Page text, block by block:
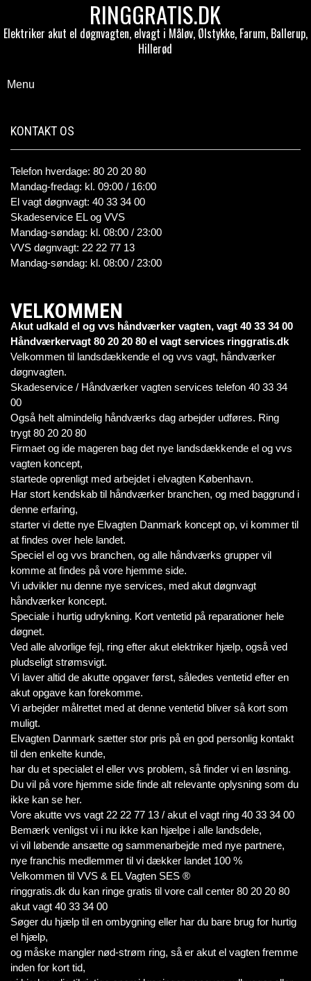
RINGGRATIS.DK
Elektriker akut el døgnvagten, elvagt i Måløv, Ølstykke, Farum, Ballerup,
Hillerød
Menu
KONTAKT OS
Telefon hverdage: 80 20 20 80
Mandag-fredag: kl. 09:00 / 16:00
El vagt døgnvagt: 40 33 34 00
Skadeservice EL og VVS
Mandag-søndag: kl. 08:00 / 23:00
VVS døgnvagt: 22 22 77 13
Mandag-søndag: kl. 08:00 / 23:00
VELKOMMEN
Akut udkald el og vvs håndværker vagten, vagt 40 33 34 00
Håndværkervagt 80 20 20 80 el vagt services ringgratis.dk
Velkommen til landsdækkende el og vvs vagt, håndværker
døgnvagten.
Skadeservice / Håndværker vagten services telefon 40 33 34
00
Også helt almindelig håndværks dag arbejder udføres. Ring
trygt 80 20 20 80
Firmaet og ide mageren bag det nye landsdækkende el og vvs
vagten koncept,
startede oprenligt med arbejdet i elvagten København.
Har stort kendskab til håndværker branchen, og med baggrund i
denne erfaring,
starter vi dette nye Elvagten Danmark koncept op, vi kommer til
at findes over hele landet.
Speciel el og vvs branchen, og alle håndværks grupper vil
komme at findes på vore hjemme side.
Vi udvikler nu denne nye services, med akut døgnvagt
håndværker koncept.
Speciale i hurtig udrykning. Kort ventetid på reparationer hele
døgnet.
Ved alle alvorlige fejl, ring efter akut elektriker hjælp, også ved
pludseligt strømsvigt.
Vi laver altid de akutte opgaver først, således ventetid efter en
akut opgave kan forekomme.
Vi arbejder målrettet med at denne ventetid bliver så kort som
muligt.
Elvagten Danmark sætter stor pris på en god personlig kontakt
til den enkelte kunde,
har du et specialet el eller vvs problem, så finder vi en løsning.
Du vil på vore hjemme side finde alt relevante oplysning som du
ikke kan se her.
Vore akutte vvs vagt 22 22 77 13 / akut el vagt ring 40 33 34 00
Bemærk venligst vi i nu ikke kan hjælpe i alle landsdele,
vi vil løbende ansætte og sammenarbejde med nye partnere,
nye franchis medlemmer til vi dækker landet 100 %
Velkommen til VVS & EL Vagten SES ®
ringgratis.dk du kan ringe gratis til vore call center 80 20 20 80
akut vagt 40 33 34 00
Søger du hjælp til en ombygning eller har du bare brug for hurtig
el hjælp,
og måske mangler nød-strøm ring, så er akut el vagten fremme
inden for kort tid,